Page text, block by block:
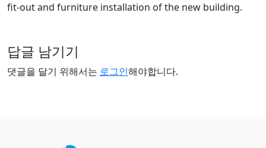
fit-out and furniture installation of the new building.
답글 남기기
댓글을 달기 위해서는 로그인해야합니다.